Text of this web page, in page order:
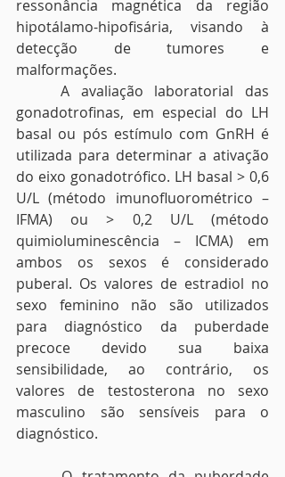
ressonância magnética da região
hipotálamo-hipofisária, visando à
detecção de tumores e
malformações.
A avaliação laboratorial das
gonadotrofinas, em especial do LH
basal ou pós estímulo com GnRH é
utilizada para determinar a ativação
do eixo gonadotrófico. LH basal > 0,6
U/L (método imunofluorométrico –
IFMA) ou > 0,2 U/L (método
quimioluminescência – ICMA) em
ambos os sexos é considerado
puberal. Os valores de estradiol no
sexo feminino não são utilizados
para diagnóstico da puberdade
precoce devido sua baixa
sensibilidade, ao contrário, os
valores de testosterona no sexo
masculino são sensíveis para o
diagnóstico.